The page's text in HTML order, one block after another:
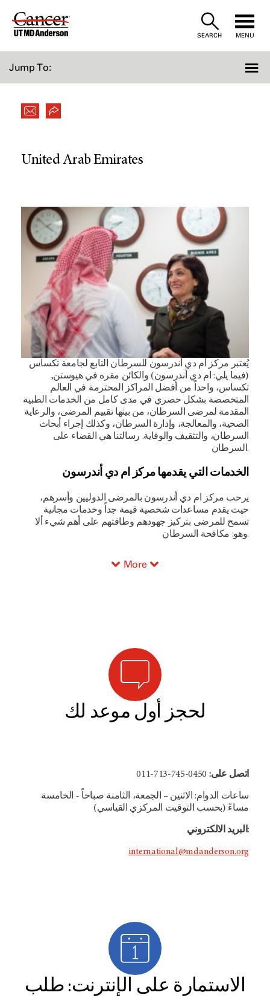
Skip
SEARCH MENU
Jump To:
United Arab Emirates
يُعتبر مركز أم دي أندرسون للسرطان التابع لجامعة تكساس
(فيما يلي: ام دي أندرسون) والكائن مقره في هيوستن,
تكساس، واحداً من أفضل المراكز المحترمة في العالم
المتخصصة بشكل حصري في مدى كامل من الخدمات الطبية
المقدمة لمرضى السرطان، من بينها تقييم المرضى، والرعاية
الصحية، والمعالجة، وإدارة السرطان، وكذلك إجراء أبحاث
السرطان، والتثقيف والوقاية. رسالتنا هي القضاء على
السرطان.
الخدمات التي يقدمها مركز ام دي أندرسون
يرحب مركز ام دي أندرسون بالمرضى الدوليين وأسرهم،
حيث يقدم مساعدات شخصية قيمة جداً وخدمات مجانية
تسمح للمرضى بتركيز جهودهم وطاقتهم على أهم شيء ألا
وهو: مكافحة السرطان.
More
لحجز أول موعد لك
اتصل على:
ساعات الدوام: الاثنين – الجمعة، الثامنة صباحاً - الخامسة
مساءً (بحسب التوقيت المركزي القياسي)
البريد الالكتروني:
international@mdanderson.org
الاستمارة على الإنترنت: طلب